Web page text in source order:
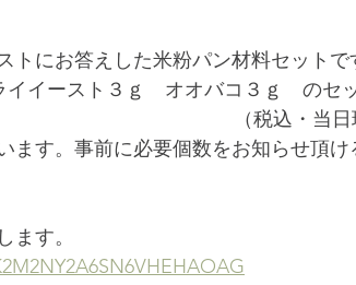
にお答えした米粉パン材料セットで
イースト３ｇ　オオバコ３ｇ　のセ
（税込・当
す。事前に必要個数をお知らせ頂け
ます。